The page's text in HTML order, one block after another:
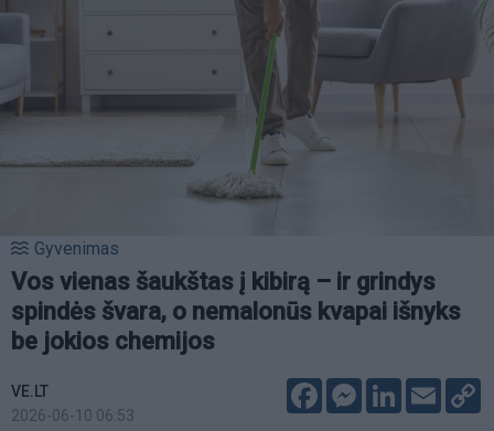
Gyvenimas
Vos vienas šaukštas į kibirą – ir grindys
spindės švara, o nemalonūs kvapai išnyks
be jokios chemijos
VE.LT
2026-06-10 06:53
FacebookMessenger
LinkedIn
Email